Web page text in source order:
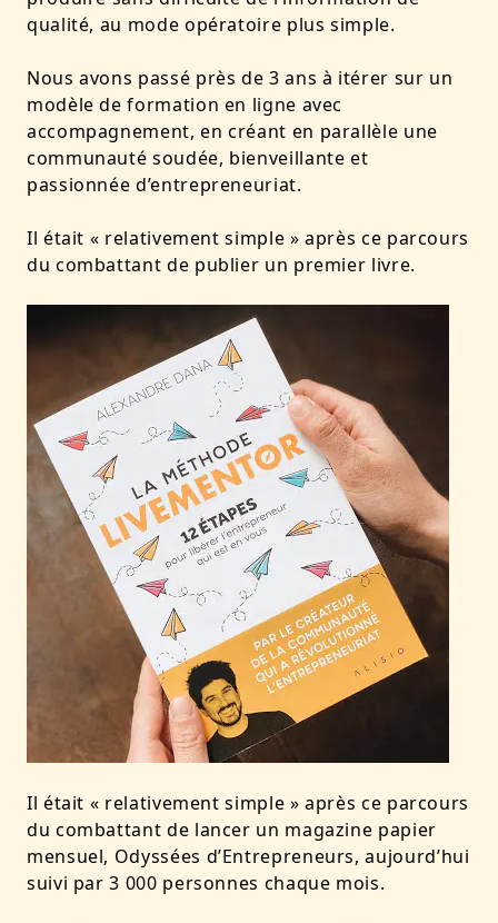
qualité, au mode opératoire plus simple.
Nous avons passé près de 3 ans à itérer sur un
modèle de formation en ligne avec
accompagnement, en créant en parallèle une
communauté soudée, bienveillante et
passionnée d’entrepreneuriat.
Il était « relativement simple » après ce parcours
du combattant de publier un premier livre.
Il était « relativement simple » après ce parcours
du combattant de lancer un magazine papier
mensuel, Odyssées d’Entrepreneurs, aujourd’hui
suivi par 3 000 personnes chaque mois.